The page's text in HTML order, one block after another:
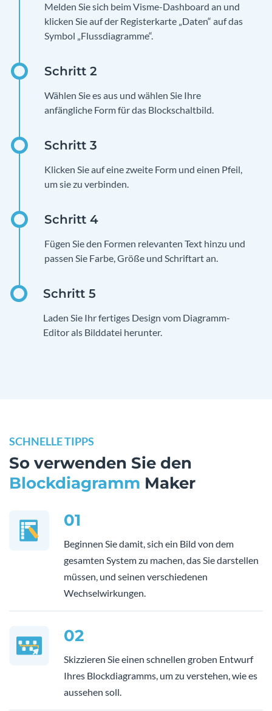
Melden Sie sich beim Visme-Dashboard an und
klicken Sie auf der Registerkarte „Daten“ auf das
Symbol „Flussdiagramme“.
Wählen Sie es aus und wählen Sie Ihre
anfängliche Form für das Blockschaltbild.
Klicken Sie auf eine zweite Form und einen Pfeil,
um sie zu verbinden.
Fügen Sie den Formen relevanten Text hinzu und
passen Sie Farbe, Größe und Schriftart an.
Laden Sie Ihr fertiges Design vom Diagramm-
Editor als Bilddatei herunter.
SCHNELLE TIPPS
So verwenden Sie den
Blockdiagramm Maker
01
Beginnen Sie damit, sich ein Bild von dem
gesamten System zu machen, das Sie darstellen
müssen, und seinen verschiedenen
Wechselwirkungen.
02
Skizzieren Sie einen schnellen groben Entwurf
Ihres Blockdiagramms, um zu verstehen, wie es
aussehen soll.